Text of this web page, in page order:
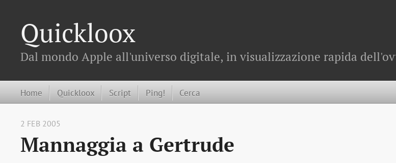
Quickloox
Dal mondo Apple all'universo digitale, in visualizzazione rapida
Home Quickloox Script Ping! Cerca
2 FEB 2005
Mannaggia a Gertrude